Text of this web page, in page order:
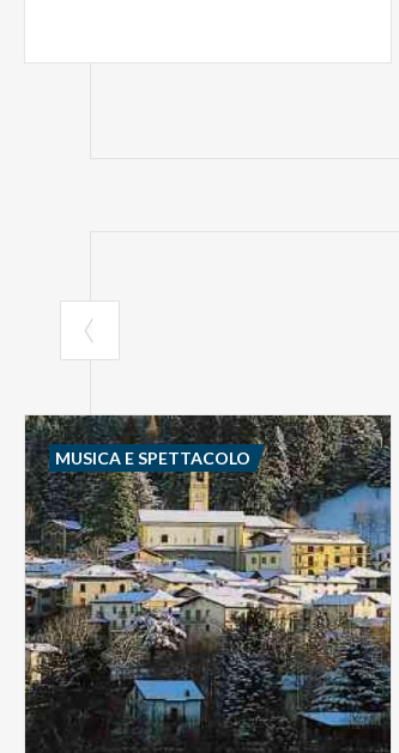
MUSICA E SPETTACOLO